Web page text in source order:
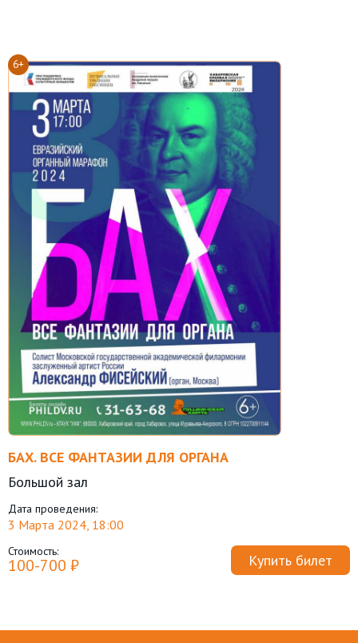
6+
БАХ. ВСЕ ФАНТАЗИИ ДЛЯ ОРГАНА
Большой зал
Дата проведения:
3 Марта 2024, 18:00
Стоимость:
100-700 ₽ Купить билет